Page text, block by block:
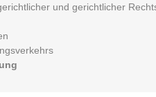
und gerichtlicher